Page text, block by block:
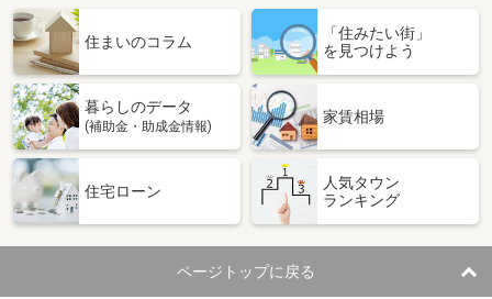
住まいのコラム
「住みたい街」
を見つけよう
暮らしのデータ
(補助金・助成金情報)
家賃相場
住宅ローン
人気タウン
ランキング
ページトップに戻る